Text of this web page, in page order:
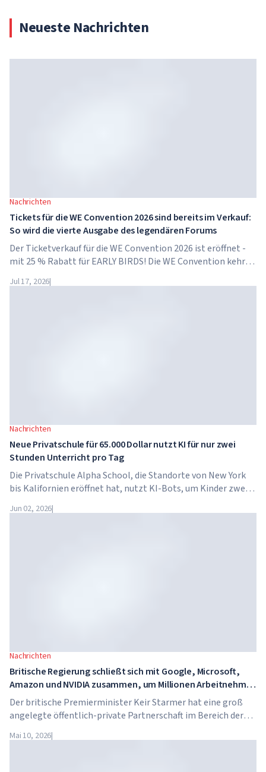
Neueste Nachrichten
Nachrichten
Tickets für die WE Convention 2026 sind bereits im Verkauf:
So wird die vierte Ausgabe des legendären Forums
Der Ticketverkauf für die WE Convention 2026 ist eröffnet -
mit 25 % Rabatt für EARLY BIRDS! Die WE Convention kehrt
November 2026 findet das Forum im...
Jul 17, 2026|
Nachrichten
Neue Privatschule für 65.000 Dollar nutzt KI für nur zwei
Stunden Unterricht pro Tag
Die Privatschule Alpha School, die Standorte von New York
bis Kalifornien eröffnet hat, nutzt KI-Bots, um Kinder zwei
Die Schule hat keine traditionellen Lehrer, keine
Jun 02, 2026|
Nachrichten
Britische Regierung schließt sich mit Google, Microsoft,
Amazon und NVIDIA zusammen, um Millionen Arbeitnehmer
in KI-Kompetenzen zu schulen
Der britische Premierminister Keir Starmer hat eine groß
angelegte öffentlich-private Partnerschaft im Bereich der
Amazon und NVIDIA starten gemeinsam mit der Regierung
Mai 10, 2026|